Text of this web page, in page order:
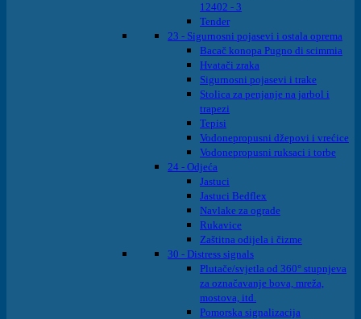
12402 - 3
Tender
23 - Sigurnosni pojasevi i ostala oprema
Bacač konopa Pugno di scimmia
Hvatači zraka
Sigurnosni pojasevi i trake
Stolica za penjanje na jarbol i
trapezi
Tepisi
Vodonepropusni džepovi i vrećice
Vodonepropusni ruksaci i torbe
24 - Odjeća
Jastuci
Jastuci Bedflex
Navlake za ograde
Rukavice
Zaštitna odijela i čizme
30 - Distress signals
Plutače/svjetla od 360° stupnjeva
za označavanje bova, mreža,
mostova, itd.
Pomorska signalizacija